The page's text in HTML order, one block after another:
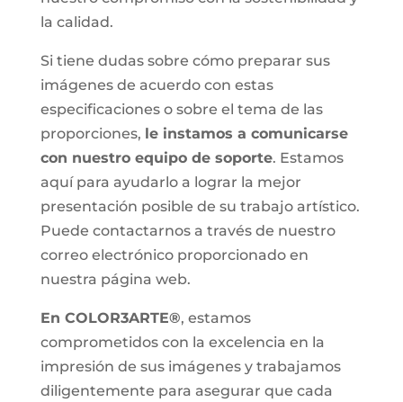
la calidad.
Si tiene dudas sobre cómo preparar sus
imágenes de acuerdo con estas
especificaciones o sobre el tema de las
proporciones, le instamos a comunicarse
con nuestro equipo de soporte. Estamos
aquí para ayudarlo a lograr la mejor
presentación posible de su trabajo artístico.
Puede contactarnos a través de nuestro
correo electrónico proporcionado en
nuestra página web.
En COLOR3ARTE®, estamos
comprometidos con la excelencia en la
impresión de sus imágenes y trabajamos
diligentemente para asegurar que cada